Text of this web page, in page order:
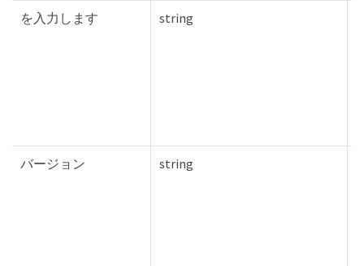
を入力します string
バージョン string